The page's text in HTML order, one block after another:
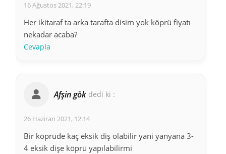
16 Ağustos 2021, 22:19
Her ikitaraf ta arka tarafta disim yok köprü fiyatı
nekadar acaba?
Cevapla
Afşin gök dedi ki :
26 Haziran 2021, 12:14
Bir köprüde kaç eksik diş olabilir yani yanyana 3-
4 eksik dişe köprü yapılabilirmi